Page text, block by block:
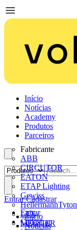
Início
Notícias
Academy
Produtos
Parceiros
Fabricante
ABB
CIRCUTOR
EATON
ETAP Lighting
Gewiss
HellermannTyton
LTX
MEGGER
Entrar
Cadastrar
Entrar Cadastrar
Início
Notícias